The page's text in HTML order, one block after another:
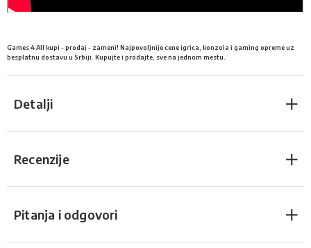
Games 4 All kupi - prodaj - zameni! Najpovoljnije cene igrica, konzola i gaming opreme uz
besplatnu dostavu u Srbiji. Kupujte i prodajte, sve na jednom mestu.
Detalji
Recenzije
Pitanja i odgovori